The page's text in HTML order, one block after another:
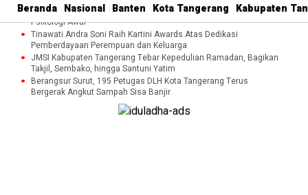
Beranda Nasional Banten Kota Tangerang Kabupaten
Tangsel Bekali Masyarakat Manajemen Stres dan Dukungan
Psikologi Awal
Tinawati Andra Soni Raih Kartini Awards Atas Dedikasi
Pemberdayaan Perempuan dan Keluarga
JMSI Kabupaten Tangerang Tebar Kepedulian Ramadan, Bagikan
Takjil, Sembako, hingga Santuni Yatim
Berangsur Surut, 195 Petugas DLH Kota Tangerang Terus
Bergerak Angkut Sampah Sisa Banjir